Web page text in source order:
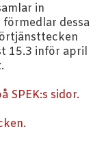
in
dessa
15.3 inför april
SPEK:s sidor.